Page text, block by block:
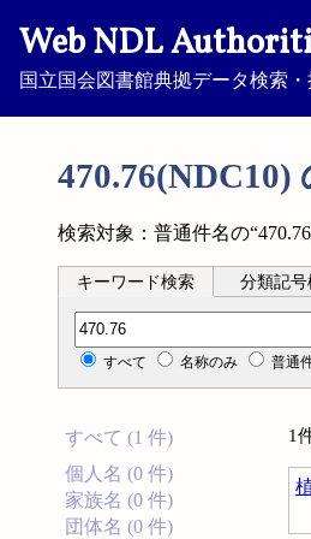
Web NDL
国立国会図書館典拠データ検索
470.76(NDC10)
検索対象：普通件名の“470.76
キーワード検索 分類記号
分類記号検索
すべて 名称のみ 普通
すべて (1 件)
個人名 (0 件)
家族名 (0 件)
団体名 (0 件)
1